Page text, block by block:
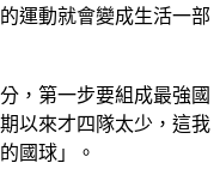
運動就會變成生活一部
，第一步要組成最強國
以來才四隊太少，這我
國球」。